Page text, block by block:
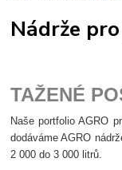
Nádrže
TAŽENÉ
Naše portfolio AGRO
dodáváme AGRO
2 000 do 3 000 litrů.